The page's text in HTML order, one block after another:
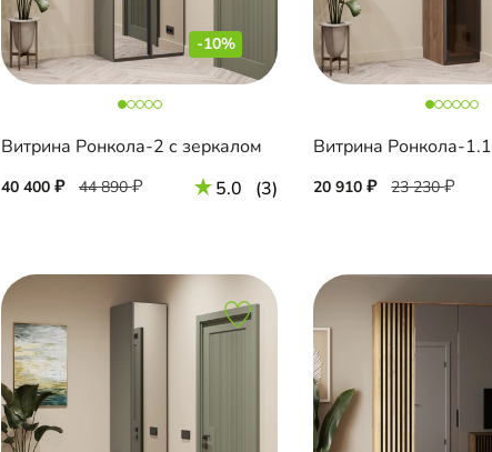
-10%
Витрина Ронкола-2 с зеркалом
40 400 44 890 5.0 (3)
Витрина Ронкола-1.1
20 910 23 230